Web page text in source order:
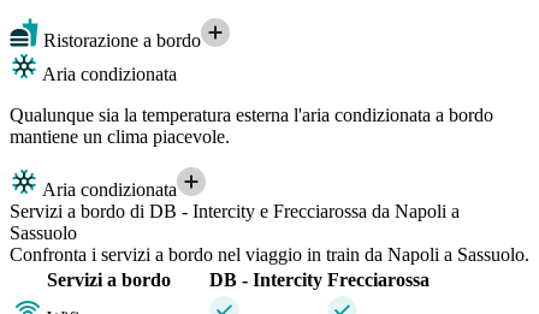
Ristorazione a bordo
Aria condizionata
Qualunque sia la temperatura esterna l'aria condizionata a bordo
mantiene un clima piacevole.
Aria condizionata
Servizi a bordo di DB - Intercity e Frecciarossa da Napoli a
Sassuolo
Confronta i servizi a bordo nel viaggio in train da Napoli a Sassuolo.
Servizi a bordo
DB - Intercity Frecciarossa